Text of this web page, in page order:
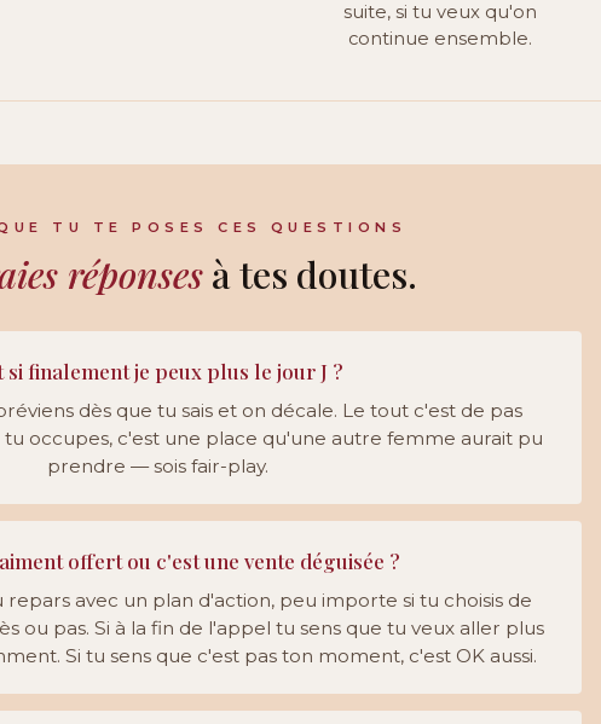
suite, si tu veux qu'on
continue ensemble.
TU TE POSES CES QUESTIONS
réponsesà tes doutes.
si finalement je peux plus le jour J ?
dès que tu sais et on décale. Le tout c'est de pas
tu occupes, c'est une place qu'une autre femme aurait pu
prendre — sois fair-play.
offert ou c'est une vente déguisée ?
repars avec un plan d'action, peu importe si tu choisis de
ou pas. Si à la fin de l'appel tu sens que tu veux aller plus
Si tu sens que c'est pas ton moment, c'est OK aussi.